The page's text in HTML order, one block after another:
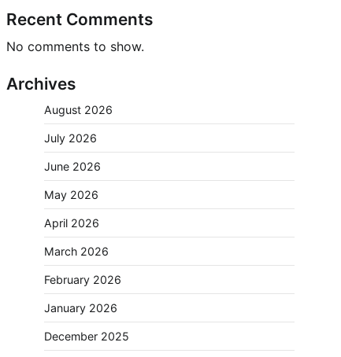
Recent Comments
No comments to show.
Archives
August 2026
July 2026
June 2026
May 2026
April 2026
March 2026
February 2026
January 2026
December 2025